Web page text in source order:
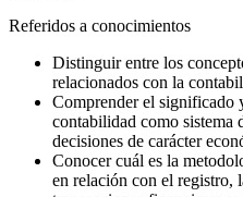
Referidos a conocimientos
Distinguir entre los
relacionados con la
Comprender el significado
contabilidad como sistema
decisiones de carácter
Conocer cuál es la
en relación con el registro,